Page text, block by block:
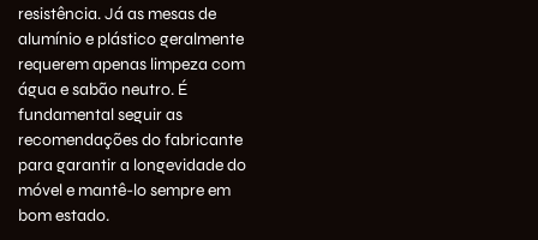
resistência. Já as mesas de
alumínio e plástico geralmente
requerem apenas limpeza com
água e sabão neutro. É
fundamental seguir as
recomendações do fabricante
para garantir a longevidade do
móvel e mantê-lo sempre em
bom estado.